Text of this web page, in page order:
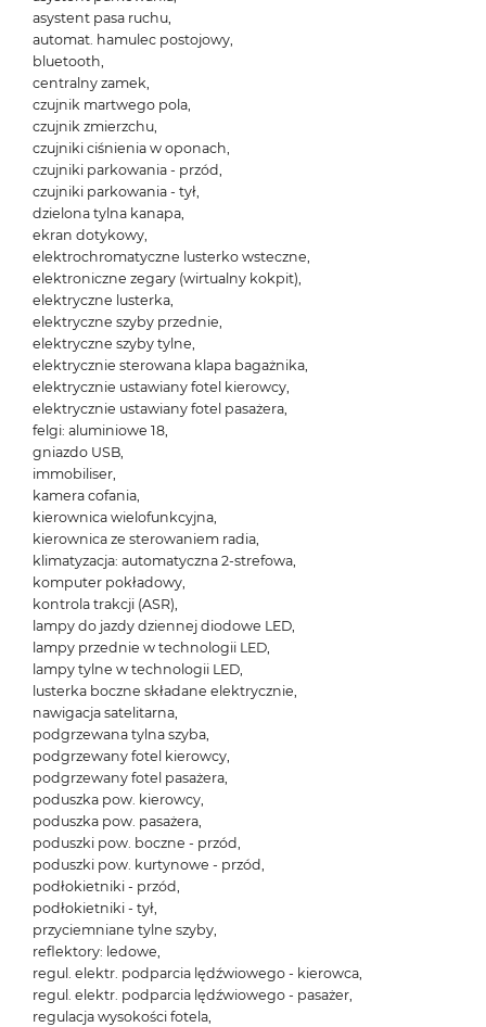
asystent pasa ruchu,
automat. hamulec postojowy,
bluetooth,
centralny zamek,
czujnik martwego pola,
czujnik zmierzchu,
czujniki ciśnienia w oponach,
czujniki parkowania - przód,
czujniki parkowania - tył,
dzielona tylna kanapa,
ekran dotykowy,
elektrochromatyczne lusterko wsteczne,
elektroniczne zegary (wirtualny kokpit),
elektryczne lusterka,
elektryczne szyby przednie,
elektryczne szyby tylne,
elektrycznie sterowana klapa bagażnika,
elektrycznie ustawiany fotel kierowcy,
elektrycznie ustawiany fotel pasażera,
felgi: aluminiowe 18,
gniazdo USB,
immobiliser,
kamera cofania,
kierownica wielofunkcyjna,
kierownica ze sterowaniem radia,
klimatyzacja: automatyczna 2-strefowa,
komputer pokładowy,
kontrola trakcji (ASR),
lampy do jazdy dziennej diodowe LED,
lampy przednie w technologii LED,
lampy tylne w technologii LED,
lusterka boczne składane elektrycznie,
nawigacja satelitarna,
podgrzewana tylna szyba,
podgrzewany fotel kierowcy,
podgrzewany fotel pasażera,
poduszka pow. kierowcy,
poduszka pow. pasażera,
poduszki pow. boczne - przód,
poduszki pow. kurtynowe - przód,
podłokietniki - przód,
podłokietniki - tył,
przyciemniane tylne szyby,
reflektory: ledowe,
regul. elektr. podparcia lędźwiowego - kierowca,
regul. elektr. podparcia lędźwiowego - pasażer,
regulacja wysokości fotela,